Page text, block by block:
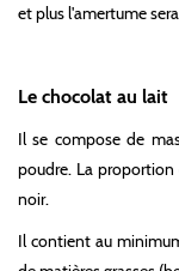
et plus l'amertume
Le chocolat au lait
Il se compose de
poudre. La
noir.
Il contient au